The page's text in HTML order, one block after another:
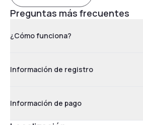
Preguntas más frecuentes
¿Cómo funciona?
Información de registro
Información de pago